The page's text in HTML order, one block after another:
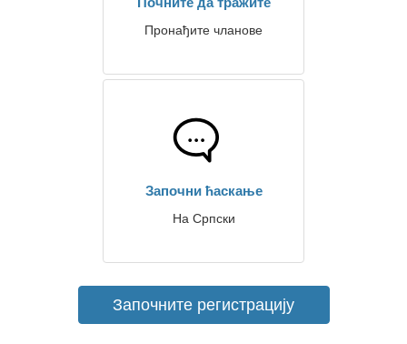
Пронађите чланове
Започни ћаскање
На Српски
Започните регистрацију